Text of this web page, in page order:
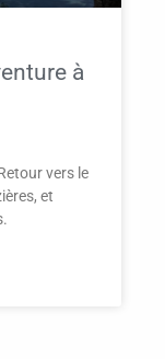
à
vers le
et